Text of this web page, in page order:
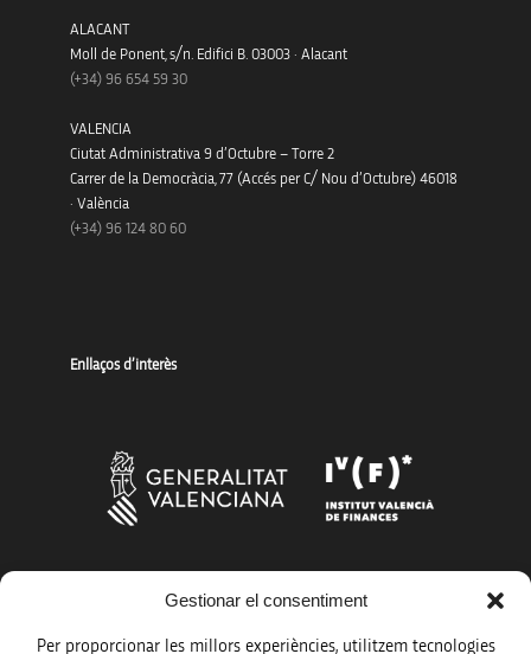
Gestionar el consentiment
Per proporcionar les millors experiències, utilitzem tecnologies
ALACANT
Moll de Ponent, s/n. Edifici B. 03003 · Alacant
(+34) 96 654 59 30
VALENCIA
Ciutat Administrativa 9 d’Octubre – Torre 2
Carrer de la Democràcia, 77 (Accés per C/ Nou d’Octubre) 46018
· València
(+34) 96 124 80 60
Enllaços d’interès
Més organismes de suport a la innovació